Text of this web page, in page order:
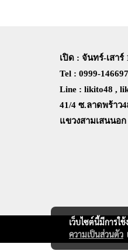
เปิด : จันทร์-เสาร์
Tel : 0999-
Line : likito48 ,
41/4 ซ.ลาดพร้าว
แขวงสามเสนนอก
เว็บไซต์นี้มีการใ
ความเป็นส่วนตัว